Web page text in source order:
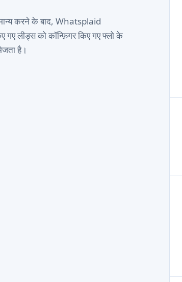
करने के बाद, Whatsplaid
लीड्स को कॉन्फ़िगर किए गए फ्लो के
है।